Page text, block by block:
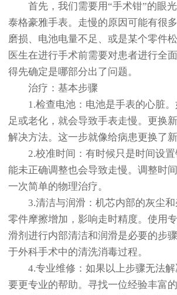
首先，我们需要用“手术钳”的眼光
泰格豪雅手表。走慢的原因可能有很
磨损、电池电量不足、或是某个零件
医生在进行手术前需要对患者进行全
得先确定是哪部分出了问题。
治疗：基本步骤
1.检查电池：电池是手表的心脏。
足或老化，就会导致手表走慢。更换
解决方法。这一步就像给病患更换了新
2.校准时间：有时候只是时间设置
能未正确调整也会导致走慢。调整时
一次简单的物理治疗。
3.清洁与润滑：机芯内部的灰尘和
零件摩擦增加，影响走时精度。使用
滑剂进行内部清洁和润滑是必要的步
于外科手术中的清洗消毒过程。
4.专业维修：如果以上步骤无法解
要更专业的帮助。寻找一位经验丰富